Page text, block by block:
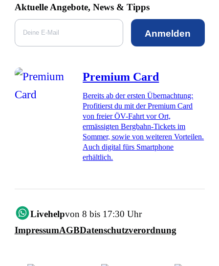
Aktuelle Angebote, News & Tipps
Anmelden
Premium Card
Bereits ab der ersten Übernachtung:
Profitierst du mit der Premium Card
von freier ÖV-Fahrt vor Ort,
ermässigten Bergbahn-Tickets im
Sommer, sowie von weiteren Vorteilen.
Auch digital fürs Smartphone
erhältlich.
Livehelpvon 8 bis 17:30 Uhr
ImpressumAGBDatenschutzverordnung